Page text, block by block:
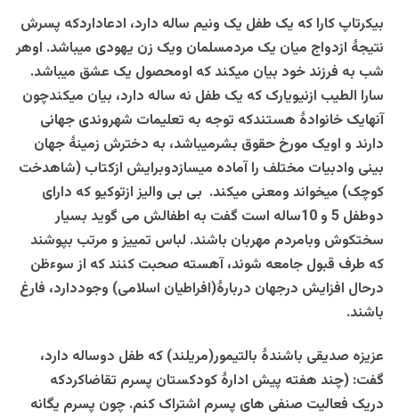
بیکرتاپ کارا که یک طفل یک ونیم ساله دارد، ادعاداردکه پسرش
نتیجۀ ازدواج میان یک مردمسلمان ویک زن یهودی میباشد. اوهر
شب به فرزند خود بیان میکند که اومحصول یک عشق میباشد.
سارا الطیب ازنیویارک که یک طفل نه ساله دارد، بیان میکندچون
آنهایک خانوادۀ هستندکه توجه به تعلیمات شهروندی جهانی
دارند و اویک مورخ حقوق بشرمیباشد، به دخترش زمینۀ جهان
بینی وادبیات مختلف را آماده میسازدوبرایش ازکتاب (شاهدخت
کوچک) میخواند ومعنی میکند. بی بی والیز ازتوکیو که دارای
دوطفل 5 و 10ساله است گفت به اطفالش می گوید بسیار
سختکوش وبامردم مهربان باشند. لباس تمییز و مرتب بپوشند
که طرف قبول جامعه شوند، آهسته صحبت کنند که از سوءظن
درحال افزایش درجهان دربارۀ(افراطیان اسلامی) وجوددارد، فارغ
باشند.
عزیزه صدیقی باشندۀ بالتیمور(مریلند) که طفل دوساله دارد،
گفت: (چند هفته پیش ادارۀ کودکستان پسرم تقاضاکردکه
دریک فعالیت صنفی های پسرم اشتراک کنم. چون پسرم یگانه